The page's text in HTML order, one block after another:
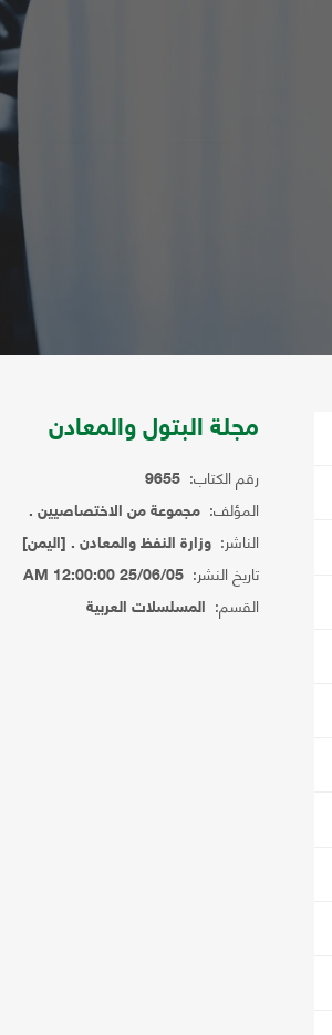
مجلة البتول والمعادن
رقم الكتاب: 9655
المؤلف: مجموعة من الاختصاصيين .
الناشر: وزارة النفظ والمعادن . [اليمن]
تاريخ النشر: 25/06/05 12:00:00 AM
القسم: المسلسلات العربية